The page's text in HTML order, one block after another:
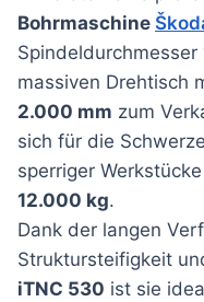
Bohrmaschine
Spindeldurchmesser
massiven Drehtisch
2.000 mm zum
sich für die
sperriger
12.000 kg.
Dank der langen
Struktursteifigkeit
iTNC 530 ist sie